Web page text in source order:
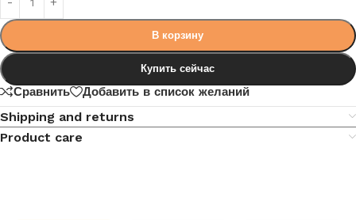
В корзину
Купить сейчас
Сравнить Добавить в список желаний
Shipping and returns
Product care